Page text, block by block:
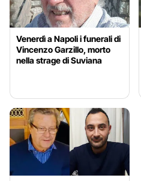
Venerdì a Napoli i funerali di
Vincenzo Garzillo, morto
nella strage di Suviana